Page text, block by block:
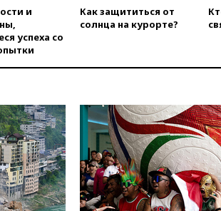
вчера,
погибла
горение
вчера,
Черном
вчера,
стали
ИИ
и
успеха со
Как защититься от
солнца на курорте?